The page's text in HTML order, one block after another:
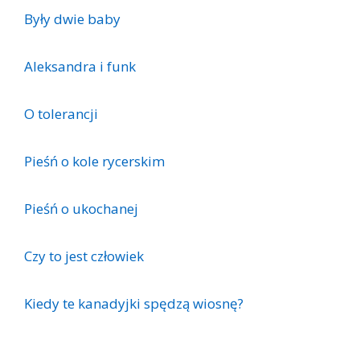
Były dwie baby
Aleksandra i funk
O tolerancji
Pieśń o kole rycerskim
Pieśń o ukochanej
Czy to jest człowiek
Kiedy te kanadyjki spędzą wiosnę?